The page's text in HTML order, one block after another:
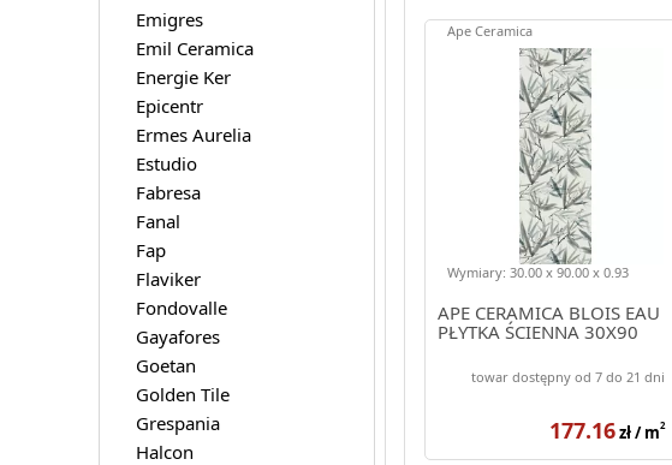
APE CERAMICA BLOIS EAU
PŁYTKA ŚCIENNA 30X90
Wymiary: 30.00 x 90.00 x 0.93
Ape Ceramica
towar dostępny od 7 do 21 dni
177.16zł / m2
Emigres
Emil Ceramica
Energie Ker
Epicentr
Ermes Aurelia
Estudio
Fabresa
Fanal
Fap
Flaviker
Fondovalle
Gayafores
Goetan
Golden Tile
Grespania
Halcon